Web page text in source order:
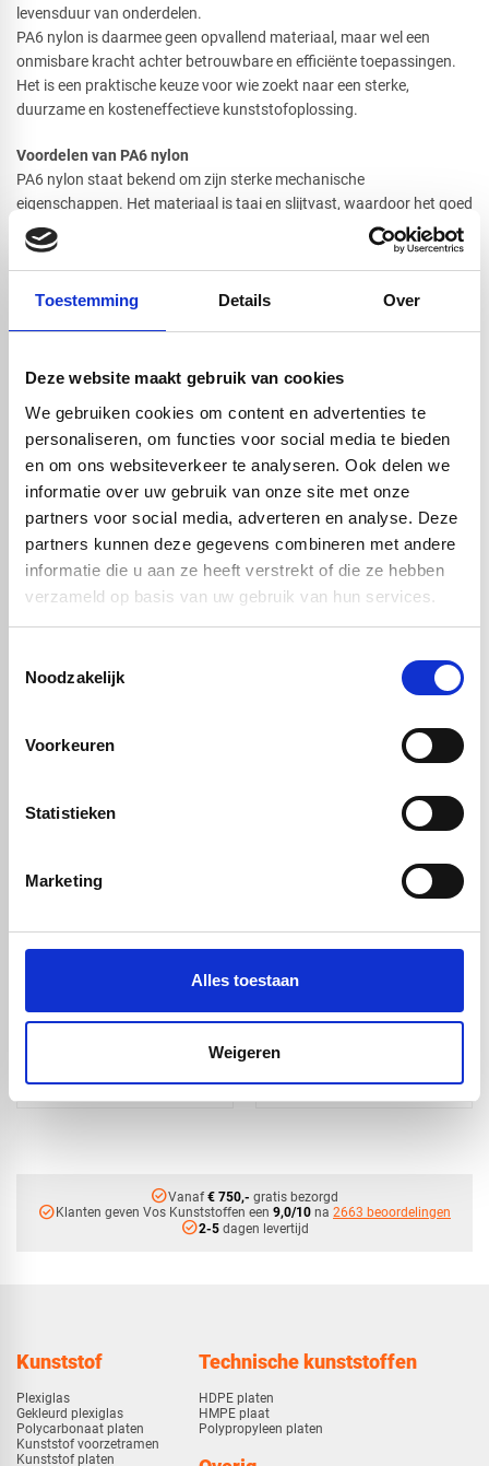
Toestemming Details Over
Deze website maakt gebruik van cookies
We gebruiken cookies om content en advertenties te
personaliseren, om functies voor social media te bieden
en om ons websiteverkeer te analyseren. Ook delen we
informatie over uw gebruik van onze site met onze
partners voor social media, adverteren en analyse. Deze
partners kunnen deze gegevens combineren met andere
informatie die u aan ze heeft verstrekt of die ze hebben
verzameld op basis van uw gebruik van hun services.
Noodzakelijk
Voorkeuren
Statistieken
Marketing
Alles toestaan
Weigeren
levensduur van onderdelen.
PA6 nylon is daarmee geen opvallend materiaal, maar wel een
onmisbare kracht achter betrouwbare en efficiënte toepassingen.
Het is een praktische keuze voor wie zoekt naar een sterke,
duurzame en kosteneffectieve kunststofoplossing.
Voordelen van PA6 nylon
PA6 nylon staat bekend om zijn sterke mechanische
eigenschappen. Het materiaal is taai en slijtvast, waardoor het goed
bestand is tegen langdurige belasting en bewegende toepassingen.
Dankzij de goede glijeigenschappen is PA6 zeer geschikt voor
onderdelen zoals lagers, tandwielen en geleidingen.
Daarnaast is PA6 relatief licht van gewicht en goed te verspanen,
brandstoffen en biedt een uitstekende prijs-kwaliteitverhouding.
toepassingen.
Nadelen van PA6 nylon
Een belangrijk aandachtspunt bij PA6 nylon is de vochtopname. Het
materiaal neemt water op uit de omgeving, wat kan leiden tot
veranderingen in maatvastheid en stijfheid. In toepassingen waar
hoge precisie vereist is, kan dit een nadeel zijn.
Daarnaast is PA6 minder geschikt voor hoge temperaturen dan
high-performance kunststoffen zoals PEEK. Bij langdurige
Handig om er bij te kopen
PA6 nylon zwart XT
€ 19,32
PA6 nylon zwart XT
Ø20x1000mm
€ 6,44
check_circleVanaf€ 750,- gratis bezorgd
check_circleKlanten geven Vos Kunststoffen een 9,0/10 na 2663 beoordelingen
check_circle2-5dagen levertijd
Kunststof
Plexiglas
Gekleurd plexiglas
Polycarbonaat platen
Kunststof voorzetramen
Kunststof platen
Technische kunststoffen
HDPE platen
HMPE plaat
Polypropyleen platen